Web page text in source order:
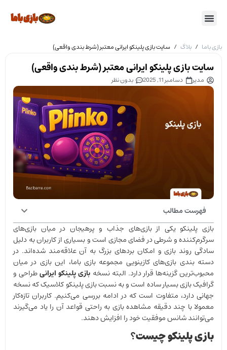
بازی باما / بلاگ / سایت بازی پلینکو ایرانی معتبر (شرط بندی واقعی)
سایت بازی پلینکو ایرانی معتبر (شرط بندی واقعی)
مدیر دسامبر 11, 2025 بدون نظر
فهرست مطالب
بازی پلینکو یکی از بازی‌های جذاب و پرهیجان در میان بازی‌های
سرگرم‌کننده و شرطی در فضای مجازی است و بسیاری از کاربران به دلیل
سادگی روند بازی و امکان بردهای بزرگ به آن علاقه‌مند شده‌اند. در
دسته بندی بازی‌های کازینویی مجموعه بازی باما، این بازی در میان
محبوب‌ترین گزینه‌ها قرار دارد. البته نسخه بازی پلینکو ایرانیطراحی و
گرافیک بازی بسیار ساده است و به نسبت بازی پلینکو کلاسیک که نسخه
جهانی دارد، متفاوت است که در ادامه بررسی می‌کنیم. کاربران تازه‌کار
معمولا با چند دقیقه مشاهده بازی به راحتی قواعد آن را یاد می‌گیرند
می‌توانند شانس موفقیت خود را افزایش دهند.
بازی پلینکو چیست؟